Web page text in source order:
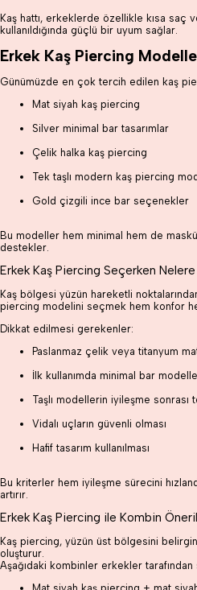
Kaş hattı, erkeklerde özellikle kısa saç
kullanıldığında güçlü bir uyum sağlar.
Erkek Kaş Piercing
Günümüzde en çok tercih edilen kaş
Mat siyah kaş piercing
Silver minimal bar tasarımlar
Çelik halka kaş piercing
Tek taşlı modern kaş piercing
Gold çizgili ince bar seçenekler
Bu modeller hem minimal hem de
destekler.
Erkek Kaş Piercing Seçerken
Kaş bölgesi yüzün hareketli
piercing modelini seçmek hem konfor
Dikkat edilmesi gerekenler:
Paslanmaz çelik veya titanyum
İlk kullanımda minimal bar
Taşlı modellerin iyileşme sonrası
Vidalı uçların güvenli olması
Hafif tasarım kullanılması
Bu kriterler hem iyileşme sürecini
artırır.
Erkek Kaş Piercing ile Kombin
Kaş piercing, yüzün üst bölgesini
oluşturur.
Aşağıdaki kombinler erkekler tarafından